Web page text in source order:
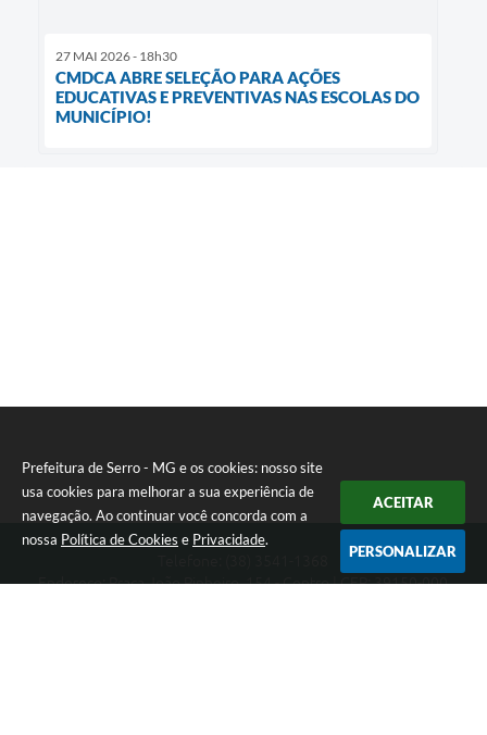
Prefeitura de Serro - MG e os cookies: nosso site
usa cookies para melhorar a sua experiência de
navegação. Ao continuar você concorda com a
nossa Política de Cookies e Privacidade.
ACEITAR
PERSONALIZAR
27 MAI 2026 - 18h30
CMDCA ABRE SELEÇÃO PARA AÇÕES
EDUCATIVAS E PREVENTIVAS NAS ESCOLAS DO
MUNICÍPIO!
Endereço: Praça João Pinheiro, 154 - Centro | CEP: 39150-000